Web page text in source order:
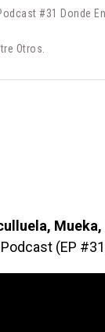
#31 Donde
Otros.
Podcast (EP